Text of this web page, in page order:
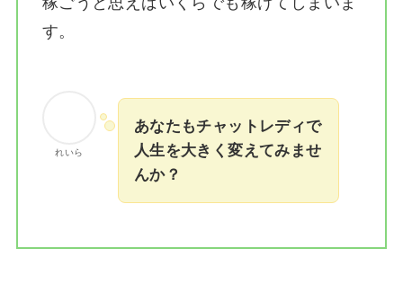
す。
れいら
あなたもチャットレディで
人生を大きく変えてみませ
んか？